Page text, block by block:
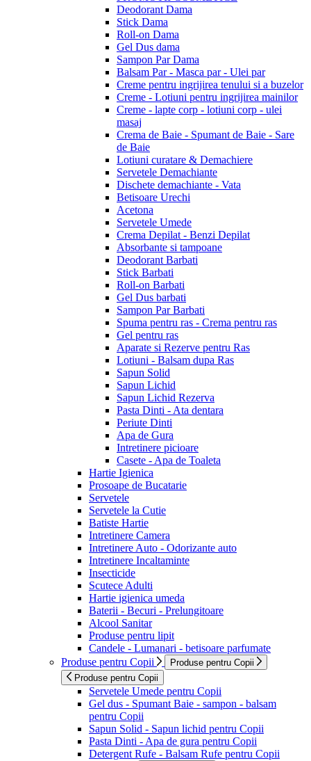
Deodorant Dama
Stick Dama
Roll-on Dama
Gel Dus dama
Sampon Par Dama
Balsam Par - Masca par - Ulei par
Creme pentru ingrijirea tenului si a buzelor
Creme - Lotiuni pentru ingrijirea mainilor
Creme - lapte corp - lotiuni corp - ulei
masaj
Crema de Baie - Spumant de Baie - Sare
de Baie
Lotiuni curatare & Demachiere
Servetele Demachiante
Dischete demachiante - Vata
Betisoare Urechi
Acetona
Servetele Umede
Crema Depilat - Benzi Depilat
Absorbante si tampoane
Deodorant Barbati
Stick Barbati
Roll-on Barbati
Gel Dus barbati
Sampon Par Barbati
Spuma pentru ras - Crema pentru ras
Gel pentru ras
Aparate si Rezerve pentru Ras
Lotiuni - Balsam dupa Ras
Sapun Solid
Sapun Lichid
Sapun Lichid Rezerva
Pasta Dinti - Ata dentara
Periute Dinti
Apa de Gura
Intretinere picioare
Casete - Apa de Toaleta
Hartie Igienica
Prosoape de Bucatarie
Servetele
Servetele la Cutie
Batiste Hartie
Intretinere Camera
Intretinere Auto - Odorizante auto
Intretinere Incaltaminte
Insecticide
Scutece Adulti
Hartie igienica umeda
Baterii - Becuri - Prelungitoare
Alcool Sanitar
Produse pentru lipit
Candele - Lumanari - betisoare parfumate
Produse pentru Copii
Produse pentru Copii
Produse pentru Copii
Servetele Umede pentru Copii
Gel dus - Spumant Baie - sampon - balsam
pentru Copii
Sapun Solid - Sapun lichid pentru Copii
Pasta Dinti - Apa de gura pentru Copii
Detergent Rufe - Balsam Rufe pentru Copii